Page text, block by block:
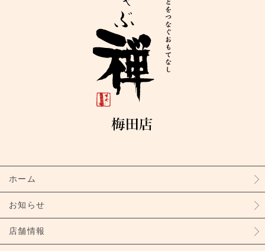
ホーム
お知らせ
店舗情報